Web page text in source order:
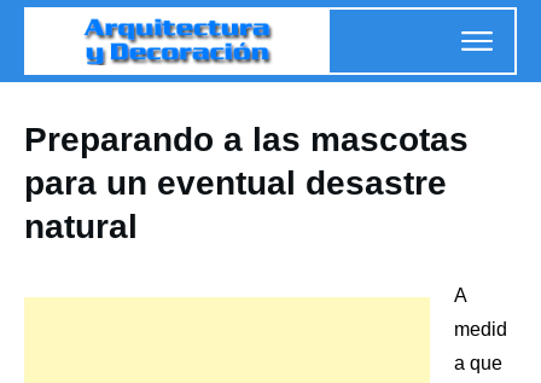
Preparando a las mascotas
para un eventual desastre
natural
A
medid
a que